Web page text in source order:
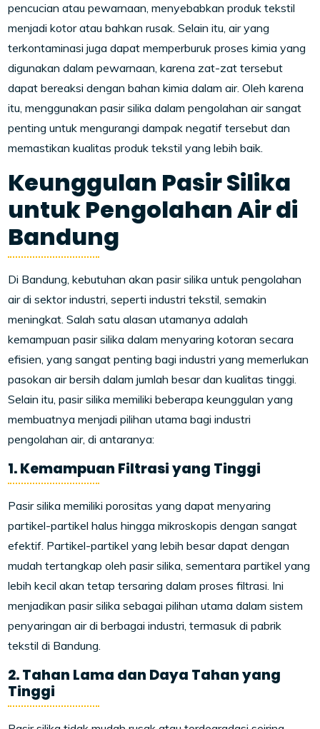
pencucian atau pewarnaan, menyebabkan produk tekstil
menjadi kotor atau bahkan rusak. Selain itu, air yang
terkontaminasi juga dapat memperburuk proses kimia yang
digunakan dalam pewarnaan, karena zat-zat tersebut
dapat bereaksi dengan bahan kimia dalam air. Oleh karena
itu, menggunakan pasir silika dalam pengolahan air sangat
penting untuk mengurangi dampak negatif tersebut dan
memastikan kualitas produk tekstil yang lebih baik.
Keunggulan Pasir Silika
untuk Pengolahan Air di
Bandung
Di Bandung, kebutuhan akan pasir silika untuk pengolahan
air di sektor industri, seperti industri tekstil, semakin
meningkat. Salah satu alasan utamanya adalah
kemampuan pasir silika dalam menyaring kotoran secara
efisien, yang sangat penting bagi industri yang memerlukan
pasokan air bersih dalam jumlah besar dan kualitas tinggi.
Selain itu, pasir silika memiliki beberapa keunggulan yang
membuatnya menjadi pilihan utama bagi industri
pengolahan air, di antaranya:
1. Kemampuan Filtrasi yang Tinggi
Pasir silika memiliki porositas yang dapat menyaring
partikel-partikel halus hingga mikroskopis dengan sangat
efektif. Partikel-partikel yang lebih besar dapat dengan
mudah tertangkap oleh pasir silika, sementara partikel yang
lebih kecil akan tetap tersaring dalam proses filtrasi. Ini
menjadikan pasir silika sebagai pilihan utama dalam sistem
penyaringan air di berbagai industri, termasuk di pabrik
tekstil di Bandung.
2. Tahan Lama dan Daya Tahan yang
Tinggi